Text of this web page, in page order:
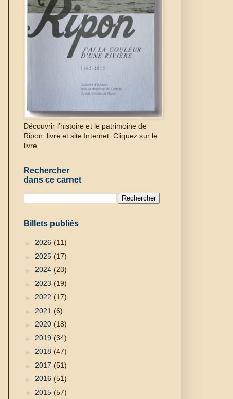
Découvrir l'histoire et le patrimoine de
Ripon: livre et site Internet. Cliquez sur le
livre
Rechercher
dans ce carnet
Billets publiés
► 2026 (11)
► 2025 (17)
► 2024 (23)
► 2023 (19)
► 2022 (17)
► 2021 (6)
► 2020 (18)
► 2019 (34)
► 2018 (47)
► 2017 (51)
► 2016 (51)
▼ 2015 (57)